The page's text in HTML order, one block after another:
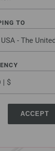
TO
USA - The
ACCEPT
NO.